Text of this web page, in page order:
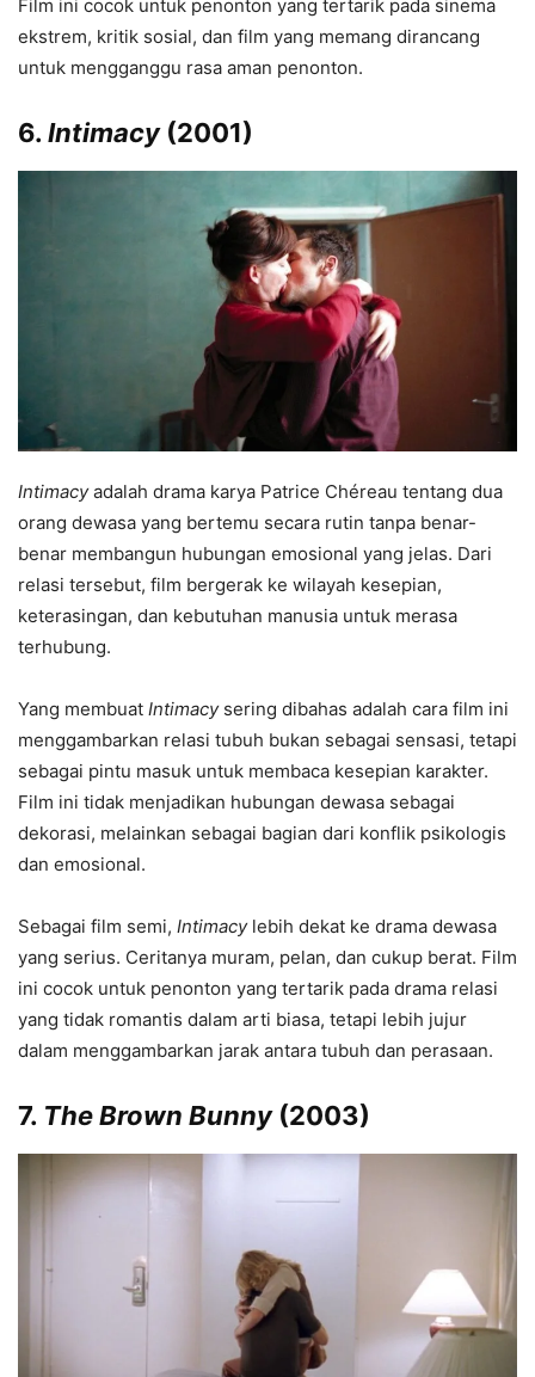
Film ini cocok untuk penonton yang tertarik pada sinema
ekstrem, kritik sosial, dan film yang memang dirancang
untuk mengganggu rasa aman penonton.
6. Intimacy(2001)
Intimacyadalah drama karya Patrice Chéreau tentang dua
orang dewasa yang bertemu secara rutin tanpa benar-
benar membangun hubungan emosional yang jelas. Dari
relasi tersebut, film bergerak ke wilayah kesepian,
keterasingan, dan kebutuhan manusia untuk merasa
terhubung.
Yang membuat Intimacysering dibahas adalah cara film ini
menggambarkan relasi tubuh bukan sebagai sensasi, tetapi
sebagai pintu masuk untuk membaca kesepian karakter.
Film ini tidak menjadikan hubungan dewasa sebagai
dekorasi, melainkan sebagai bagian dari konflik psikologis
dan emosional.
Sebagai film semi, Intimacylebih dekat ke drama dewasa
yang serius. Ceritanya muram, pelan, dan cukup berat. Film
ini cocok untuk penonton yang tertarik pada drama relasi
yang tidak romantis dalam arti biasa, tetapi lebih jujur
dalam menggambarkan jarak antara tubuh dan perasaan.
7. The Brown Bunny(2003)